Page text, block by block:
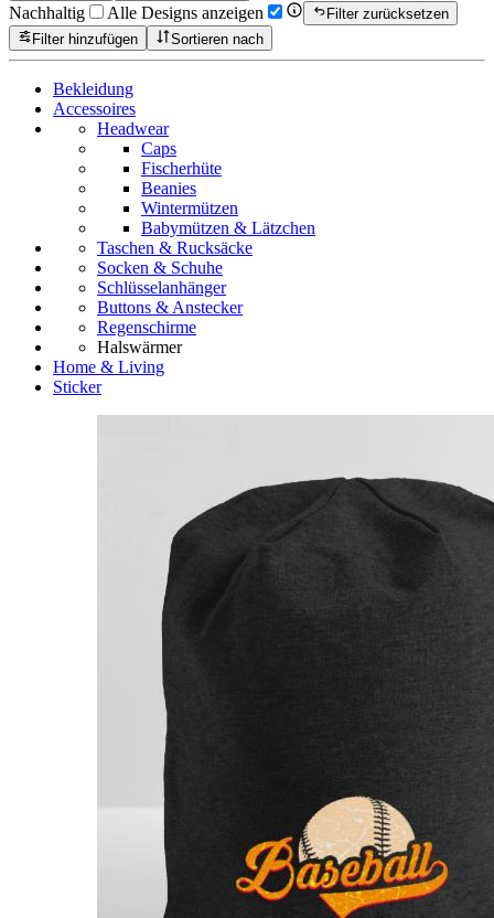
Nachhaltig Alle Designs anzeigen
Filter zurücksetzen
Filter hinzufügen
Sortieren nach
Bekleidung
Accessoires
Headwear
Caps
Fischerhüte
Beanies
Wintermützen
Babymützen & Lätzchen
Taschen & Rucksäcke
Socken & Schuhe
Schlüsselanhänger
Buttons & Anstecker
Regenschirme
Halswärmer
Home & Living
Sticker